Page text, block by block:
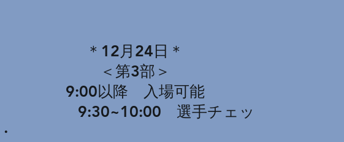
＊12月24日＊
＜第3部＞
9:00以降 入場可能
9:30~10:00 選手チェッ